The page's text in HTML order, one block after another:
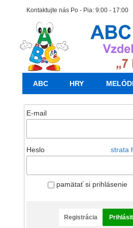
Kontaktujte nás Po - Pia: 9:00 - 17:00
ABC HRY
E-mail
Heslo strata
pamätať si prihlásenie
Registrácia